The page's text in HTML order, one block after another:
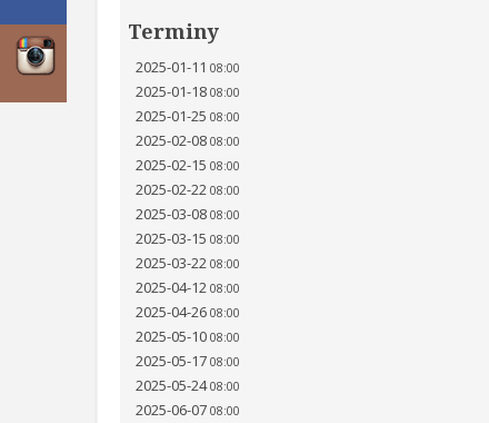
Terminy
2025-01-1108:00
2025-01-1808:00
2025-01-2508:00
2025-02-0808:00
2025-02-1508:00
2025-02-2208:00
2025-03-0808:00
2025-03-1508:00
2025-03-2208:00
2025-04-1208:00
2025-04-2608:00
2025-05-1008:00
2025-05-1708:00
2025-05-2408:00
2025-06-0708:00